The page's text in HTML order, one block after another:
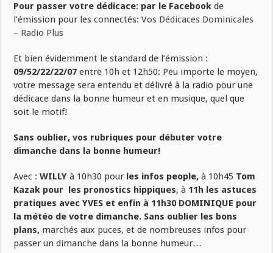
Pour passer votre dédicace: par le Facebook de
l’émission pour les connectés:Vos Dédicaces Dominicales
– Radio Plus
Et bien évidemment le standard de l’émission :
09/52/22/22/07 entre 10h et 12h50: Peu importe le moyen,
votre message sera entendu et délivré à la radio pour une
dédicace dans la bonne humeur et en musique, quel que
soit le motif!
Sans oublier, vos rubriques pour débuter votre
dimanche dans la bonne humeur!
Avec :WILLY à 10h30 pour les infos people, à 10h45 Tom
Kazak pour les pronostics hippiques, à 11h les astuces
pratiques avec YVES et enfin à 11h30 DOMINIQUE pour
la météo de votre dimanche. Sans oublier les bons
plans, marchés aux puces, et de nombreuses infos pour
passer un dimanche dans la bonne humeur…